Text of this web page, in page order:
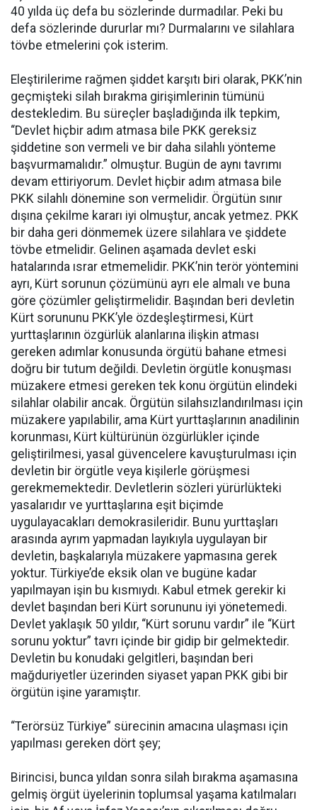
40 yılda üç defa bu sözlerinde durmadılar. Peki bu
defa sözlerinde dururlar mı? Durmalarını ve silahlara
tövbe etmelerini çok isterim.
Eleştirilerime rağmen şiddet karşıtı biri olarak, PKK’nin
geçmişteki silah bırakma girişimlerinin tümünü
destekledim. Bu süreçler başladığında ilk tepkim,
“Devlet hiçbir adım atmasa bile PKK gereksiz
şiddetine son vermeli ve bir daha silahlı yönteme
başvurmamalıdır.” olmuştur. Bugün de aynı tavrımı
devam ettiriyorum. Devlet hiçbir adım atmasa bile
PKK silahlı dönemine son vermelidir. Örgütün sınır
dışına çekilme kararı iyi olmuştur, ancak yetmez. PKK
bir daha geri dönmemek üzere silahlara ve şiddete
tövbe etmelidir. Gelinen aşamada devlet eski
hatalarında ısrar etmemelidir. PKK’nin terör yöntemini
ayrı, Kürt sorunun çözümünü ayrı ele almalı ve buna
göre çözümler geliştirmelidir. Başından beri devletin
Kürt sorununu PKK’yle özdeşleştirmesi, Kürt
yurttaşlarının özgürlük alanlarına ilişkin atması
gereken adımlar konusunda örgütü bahane etmesi
doğru bir tutum değildi. Devletin örgütle konuşması
müzakere etmesi gereken tek konu örgütün elindeki
silahlar olabilir ancak. Örgütün silahsızlandırılması için
müzakere yapılabilir, ama Kürt yurttaşlarının anadilinin
korunması, Kürt kültürünün özgürlükler içinde
geliştirilmesi, yasal güvencelere kavuşturulması için
devletin bir örgütle veya kişilerle görüşmesi
gerekmemektedir. Devletlerin sözleri yürürlükteki
yasalarıdır ve yurttaşlarına eşit biçimde
uygulayacakları demokrasileridir. Bunu yurttaşları
arasında ayrım yapmadan layıkıyla uygulayan bir
devletin, başkalarıyla müzakere yapmasına gerek
yoktur. Türkiye’de eksik olan ve bugüne kadar
yapılmayan işin bu kısmıydı. Kabul etmek gerekir ki
devlet başından beri Kürt sorununu iyi yönetemedi.
Devlet yaklaşık 50 yıldır, “Kürt sorunu vardır” ile “Kürt
sorunu yoktur” tavrı içinde bir gidip bir gelmektedir.
Devletin bu konudaki gelgitleri, başından beri
mağduriyetler üzerinden siyaset yapan PKK gibi bir
örgütün işine yaramıştır.
“Terörsüz Türkiye” sürecinin amacına ulaşması için
yapılması gereken dört şey;
Birincisi, bunca yıldan sonra silah bırakma aşamasına
gelmiş örgüt üyelerinin toplumsal yaşama katılmaları